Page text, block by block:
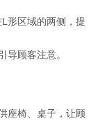
形区域的两侧，提
导顾客注意。
座椅、桌子，让顾